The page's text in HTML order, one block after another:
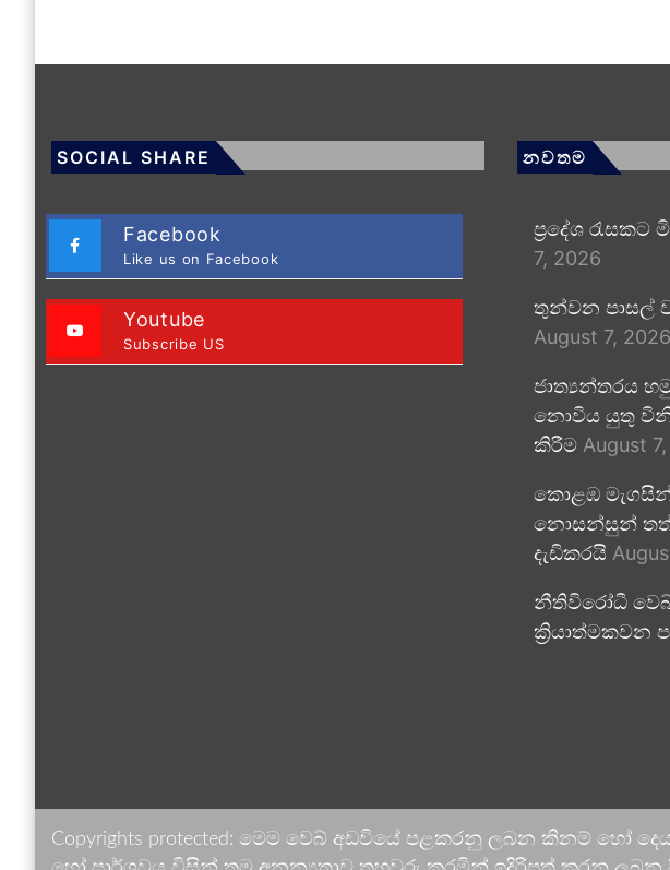
SOCIAL SHARE
Facebook
Like us on Facebook
Youtube
Subscribe US
නවතම
ප්‍රදේශ රැසකට
7, 2026
තුන්වන පාසල්
August 7, 2026
ජාත්‍යන්තරය
නොවිය යුතු
කිරීම August
කොළඹ මැගසින්
නොසන්සුන්
දැඩිකරයි
නීතිවිරෝධී වෙබ්
ක්‍රියාත්මකවන
Copyrights protected: මෙම වෙබ් අඩවියේ පළකරනු ලබන කිනම් හෝ